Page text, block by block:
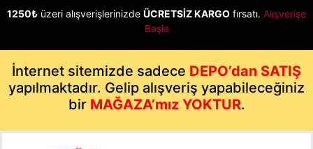
1250₺ üzeri alışverişlerinizde ÜCRETSİZ KARGO fırsatı. Alışverişe
Başla
İnternet sitemizde sadece DEPO’dan SATIŞ
yapılmaktadır. Gelip alışveriş yapabileceğiniz
bir MAĞAZA’mız YOKTUR.